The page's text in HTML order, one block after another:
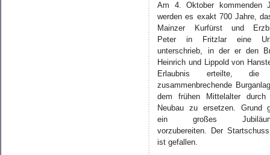
Am 4. Oktober kommenden
werden es exakt 700 Jahre,
Mainzer Kurfürst und
Peter in Fritzlar eine
unterschrieb, in der er den
Heinrich und Lippold von
Erlaubnis erteilte, die
zusammenbrechende
dem frühen Mittelalter durch
Neubau zu ersetzen. Grund
ein großes
vorzubereiten. Der
ist gefallen.